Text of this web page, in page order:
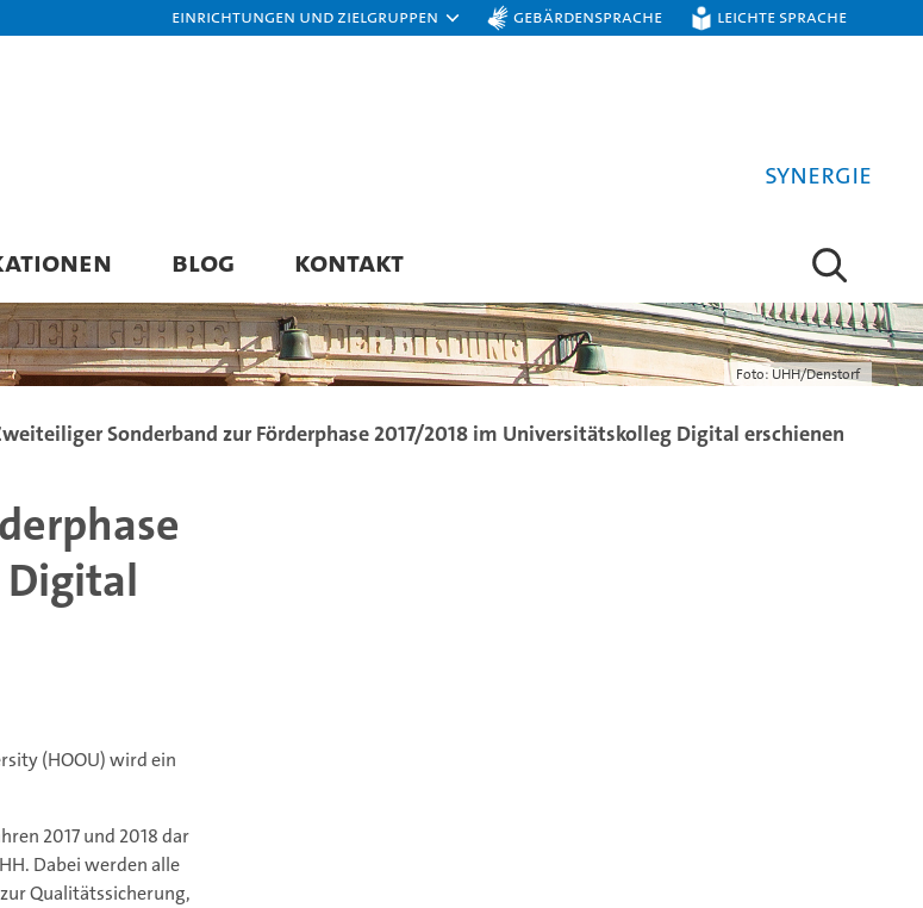
Einrichtungen und Zielgruppen Gebärdensprache Leichte Sprache
Synergie
BLOG KONTAKT
Foto: UHH/Denstorf
Sonderband zur Förderphase 2017/2018 im Universitätskolleg Digital erschienen
(HOOU) wird ein
2017 und 2018 dar
Dabei werden alle
Qualitätssicherung,